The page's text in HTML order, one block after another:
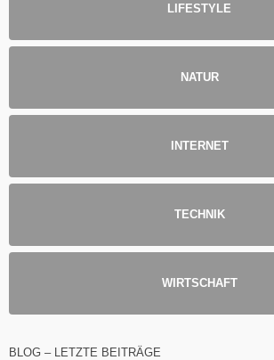
LIFESTYLE
NATUR
INTERNET
TECHNIK
WIRTSCHAFT
BLOG – LETZTE BEITRÄGE